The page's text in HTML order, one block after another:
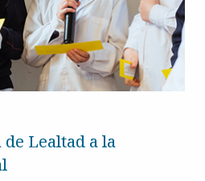
Lealtad a la